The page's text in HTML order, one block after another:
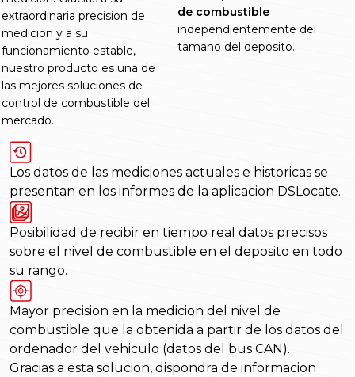
extraordinaria precision de
medicion y a su
funcionamiento estable,
nuestro producto es una de
las mejores soluciones de
control de combustible del
mercado.
de combustible
independientemente del
tamano del deposito.
Los datos de las mediciones actuales e historicas se
presentan en los informes de la aplicacion DSLocate.
Posibilidad de recibir en tiempo real datos precisos
sobre el nivel de combustible en el deposito en todo
su rango.
Mayor precision en la medicion del nivel de
combustible que la obtenida a partir de los datos del
ordenador del vehiculo (datos del bus CAN).
Gracias a esta solucion, dispondra de informacion